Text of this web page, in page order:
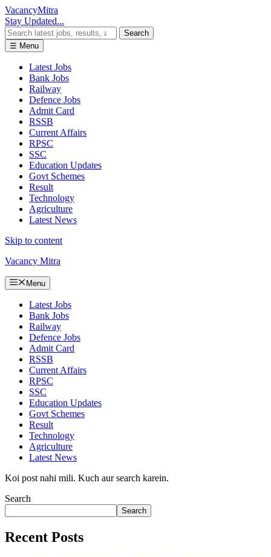
VacancyMitra
Stay Updated...
Search
☰ Menu
Latest Jobs
Bank Jobs
Railway
Defence Jobs
Admit Card
RSSB
Current Affairs
RPSC
SSC
Education Updates
Govt Schemes
Result
Technology
Agriculture
Latest News
Skip to content
Vacancy Mitra
Menu
Latest Jobs
Bank Jobs
Railway
Defence Jobs
Admit Card
RSSB
Current Affairs
RPSC
SSC
Education Updates
Govt Schemes
Result
Technology
Agriculture
Latest News
Koi post nahi mili. Kuch aur search karein.
Search
Search
Recent Posts